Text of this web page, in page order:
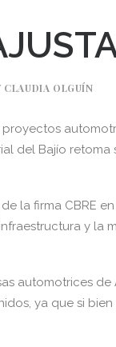
CLAUDIA OLGUÍN
del Bajío
la firma CBRE
y la
automotrices
ya que si